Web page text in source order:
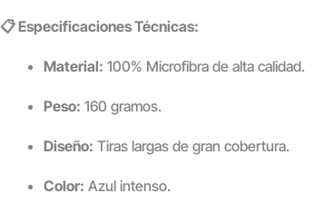
📋 Especificaciones Técnicas:
Material: 100% Microfibra de alta calidad.
Peso: 160 gramos.
Diseño: Tiras largas de gran cobertura.
Color: Azul intenso.